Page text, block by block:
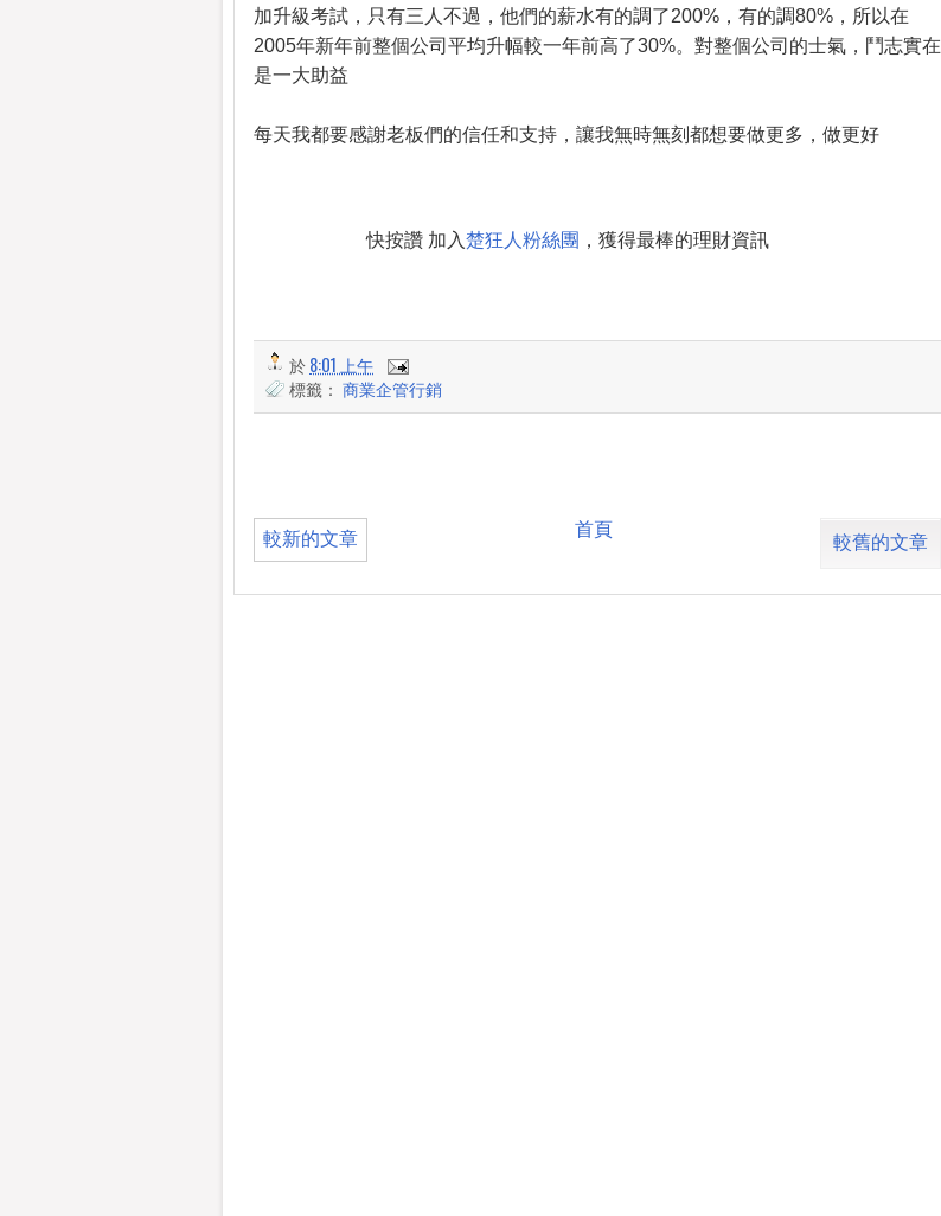
加升級考試，只有三人不過，他們的薪水有的調了200%，有的調80%，所以在
2005年新年前整個公司平均升幅較一年前高了30%。對整個公司的士氣，鬥志實在
是一大助益
每天我都要感謝老板們的信任和支持，讓我無時無刻都想要做更多，做更好
快按讚 加入楚狂人粉絲團 ，獲得最棒的理財資訊
於8:01 上午
標籤： 商業企管行銷
較新的文章 較舊的文章
首頁